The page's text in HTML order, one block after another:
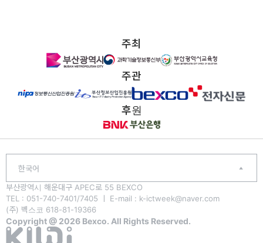
주최
주관
후원
부산광역시 해운대구 APEC로 55 BEXCO
TEL : 051-740-7401/7405 ㅣ E-mail : k-ictweek@naver.com
(주) 벡스코 618-81-19366
Copyright @ 2026 Bexco. All Rights Reserved.
한국어